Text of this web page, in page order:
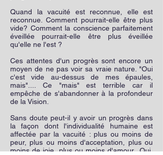
Quand la vacuité est reconnue, elle est
reconnue. Comment pourrait-elle être plus
vide? Comment la conscience parfaitement
éveillée pourrait-elle être plus éveillée
qu'elle ne l'est ?
Ces attentes d'un progrès sont encore un
moyen de ne pas voir sa vraie nature. "Oui
c'est vide au-dessus de mes épaules,
mais".... Ce "mais" est terrible car il
empêche de s'abandonner à la profondeur
de la Vision.
Sans doute peut-il y avoir un progrès dans
la façon dont l'individualité humaine est
affectée par la vacuité : plus ou moins de
peur, plus ou moins d'acceptation, plus ou
moins de joie, plus ou moins d'amour...Oui,